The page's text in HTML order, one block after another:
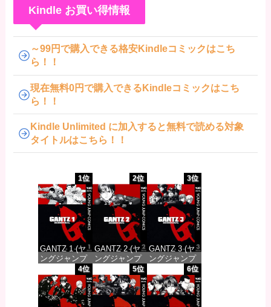
Kindle お買い得情報
～99円で購入できる格安Kindleコミックはこち
ら！！
現在無料0円で購入できるKindleコミックはこち
ら！！
Kindle Unlimited に加入すると無料で読める対象
タイトルはこちら！！
1位
GANTZ 1 (ヤ
ングジャンプ
コミックス
DIGITAL)
価格：¥100
2位
GANTZ 2 (ヤ
ングジャンプ
コミックス
DIGITAL)
価格：¥100
3位
GANTZ 3 (ヤ
ングジャンプ
コミックス
DIGITAL)
価格：¥100
4位 5位 6位